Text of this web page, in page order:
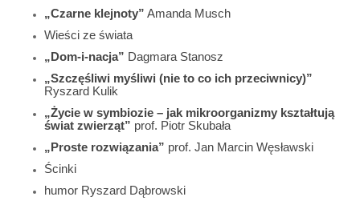
„Czarne klejnoty” Amanda Musch
Wieści ze świata
„Dom-i-nacja” Dagmara Stanosz
„Szczęśliwi myśliwi (nie to co ich przeciwnicy)”
Ryszard Kulik
„Życie w symbiozie – jak mikroorganizmy kształtują
świat zwierząt” prof. Piotr Skubała
„Proste rozwiązania” prof. Jan Marcin Węsławski
Ścinki
humor Ryszard Dąbrowski